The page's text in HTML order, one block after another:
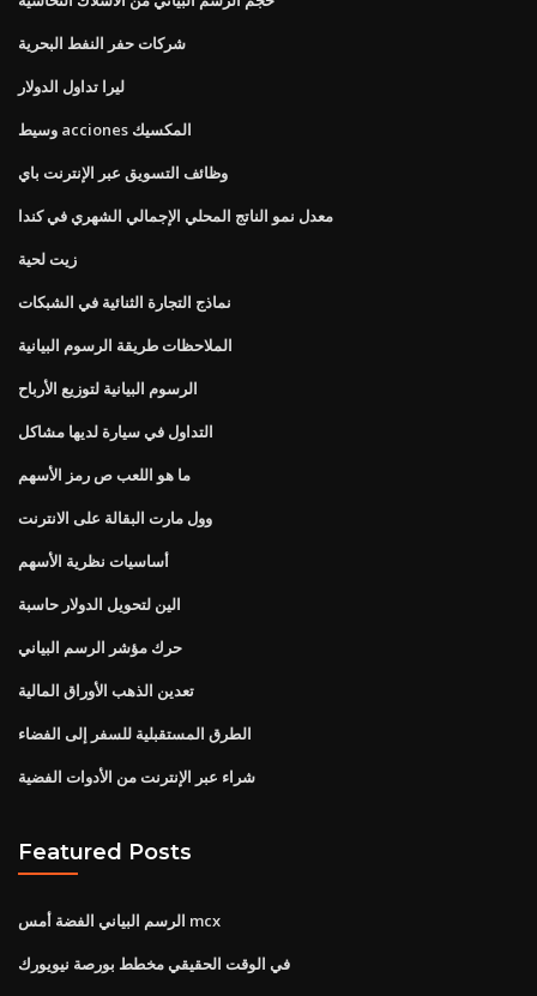
شركات حفر النفط البحرية
ليرا تداول الدولار
وسيط acciones المكسيك
وظائف التسويق عبر الإنترنت باي
معدل نمو الناتج المحلي الإجمالي الشهري في كندا
زيت لحية
نماذج التجارة الثنائية في الشبكات
الملاحظات طريقة الرسوم البيانية
الرسوم البيانية لتوزيع الأرباح
التداول في سيارة لديها مشاكل
ما هو اللعب ص رمز الأسهم
وول مارت البقالة على الانترنت
أساسيات نظرية الأسهم
الين لتحويل الدولار حاسبة
حرك مؤشر الرسم البياني
تعدين الذهب الأوراق المالية
الطرق المستقبلية للسفر إلى الفضاء
شراء عبر الإنترنت من الأدوات الفضية
Featured Posts
الرسم البياني الفضة أمس mcx
في الوقت الحقيقي مخطط بورصة نيويورك